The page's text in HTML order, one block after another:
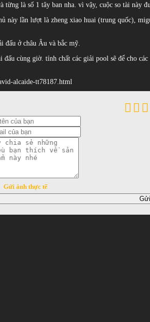
là số 1 tây ban nha. vì vậy, cuộc so tài này
này lần lượt là zheng xiao huai (trung quốc),
ở châu Âu và bắc mỹ.
cùng giờ. tính chất các giải pool sẽ để cho
alcaide-tt78187.html
Gửi ảnh thực tế
Gửi